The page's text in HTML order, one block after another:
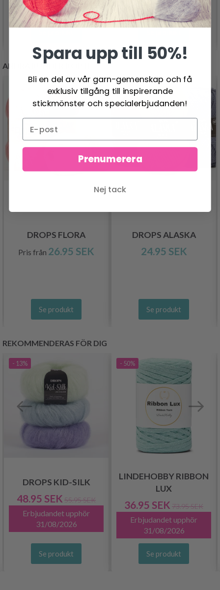
ANDRA KUNDER KÖPTE
DROPS FLORA
Pris från 26.95 SEK
Se produkt
DROPS ALASKA
24.95 SEK
Se produkt
REKOMMENDERAS FÖR DIG
- 13%
DROPS KID-SILK
48.95 SEK 55.95 SEK
Erbjudandet upphör
31/08/2026
Se produkt
- 50%
LINDEHOBBY RIBBON
LUX
36.95 SEK 73.95 SEK
Erbjudandet upphör
31/08/2026
Se produkt
Spara upp till 50%!
Bli en del av vår garn-gemenskap och få
exklusiv tillgång till inspirerande
stickmönster och specialerbjudanden!
Prenumerera
Nej tack